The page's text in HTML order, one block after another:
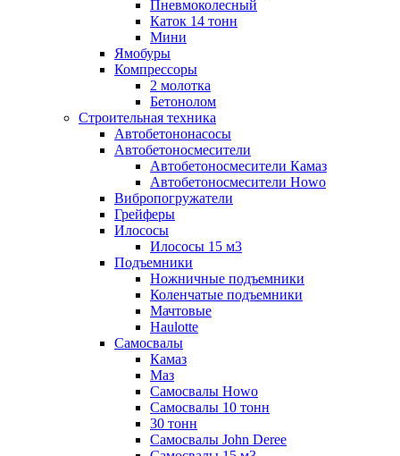
Пневмоколесный
Каток 14 тонн
Мини
Ямобуры
Компрессоры
2 молотка
Бетонолом
Строительная техника
Автобетононасосы
Автобетоносмесители
Автобетоносмесители Камаз
Автобетоносмесители Howo
Вибропогружатели
Грейферы
Илососы
Илососы 15 м3
Подъемники
Ножничные подъемники
Коленчатые подъемники
Мачтовые
Haulotte
Самосвалы
Камаз
Маз
Самосвалы Howo
Самосвалы 10 тонн
30 тонн
Самосвалы John Deree